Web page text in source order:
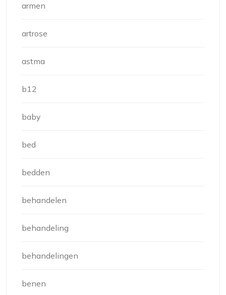
armen
artrose
astma
b12
baby
bed
bedden
behandelen
behandeling
behandelingen
benen